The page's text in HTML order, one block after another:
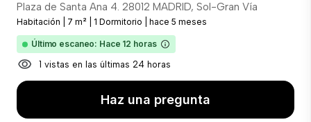
Plaza de Santa Ana 4. 28012 MADRID, Sol-Gran Vía
Habitación 7 m² 1 Dormitorio hace 5 meses
Último escaneo: Hace 12 horas
1 vistas en las últimas 24 horas
Haz una pregunta